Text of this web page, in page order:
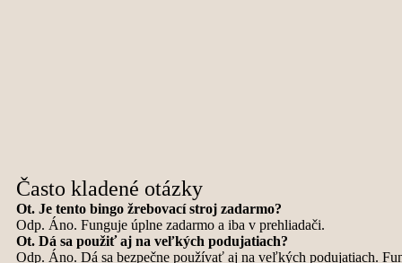
Často kladené otázky
Ot. Je tento bingo žrebovací stroj zadarmo?
Odp. Áno. Funguje úplne zadarmo a iba v prehliadači.
Ot. Dá sa použiť aj na veľkých podujatiach?
Odp. Áno. Dá sa bezpečne používať aj na veľkých podujatiach.